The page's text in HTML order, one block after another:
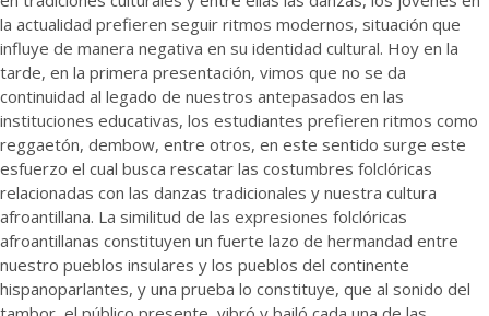
la actualidad prefieren seguir ritmos modernos, situación que
influye de manera negativa en su identidad cultural. Hoy en la
tarde, en la primera presentación, vimos que no se da
continuidad al legado de nuestros antepasados en las
instituciones educativas, los estudiantes prefieren ritmos como
reggaetón, dembow, entre otros, en este sentido surge este
esfuerzo el cual busca rescatar las costumbres folclóricas
relacionadas con las danzas tradicionales y nuestra cultura
afroantillana. La similitud de las expresiones folclóricas
afroantillanas constituyen un fuerte lazo de hermandad entre
nuestro pueblos insulares y los pueblos del continente
hispanoparlantes, y una prueba lo constituye, que al sonido del